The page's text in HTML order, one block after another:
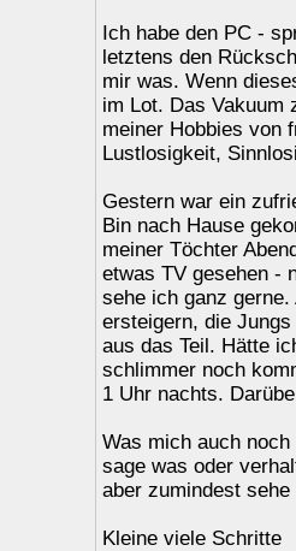
Ich habe den PC -
letztens den
mir was. Wenn
im Lot. Das Vakuum
meiner Hobbies von
Lustlosigkeit,
Gestern war ein
Bin nach Hause
meiner Töchter
etwas TV gesehen -
sehe ich ganz
ersteigern, die
aus das Teil. Hätte
schlimmer noch
1 Uhr nachts.
Was mich auch
sage was oder
aber zumindest
Kleine viele Schritte